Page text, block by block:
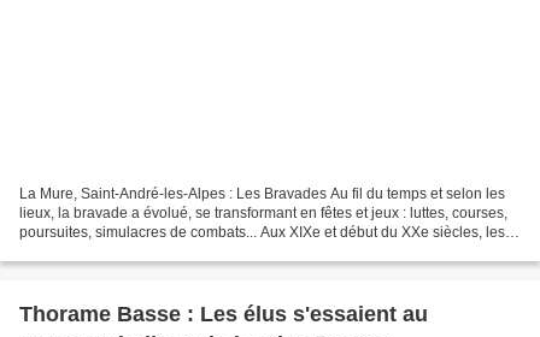
La Mure, Saint-André-les-Alpes : Les Bravades Au fil du temps et selon les
lieux, la bravade a évolué, se transformant en fêtes et jeux : luttes, courses,
poursuites, simulacres de combats... Aux XIXe et début du XXe siècles, les
Thorame Basse : Les élus s'essaient au